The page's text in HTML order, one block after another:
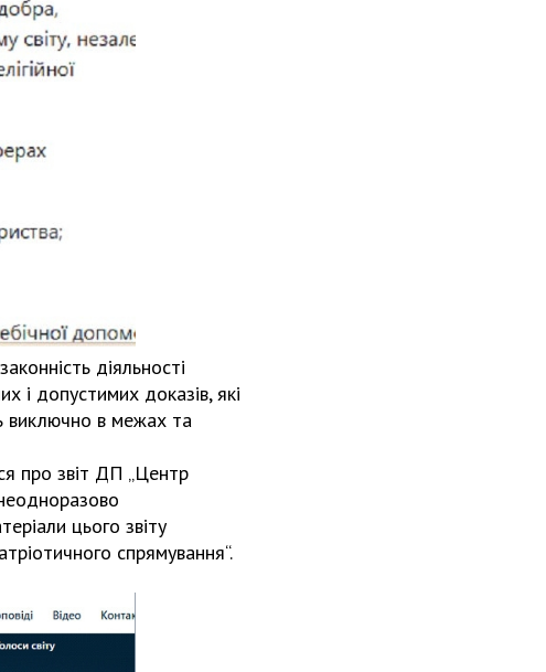
діяльності
і допустимих доказів, які
виключно в межах та
про звіт ДП „Центр
цього звіту
спрямування“.